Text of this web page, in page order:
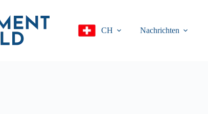
CH
Nachrichten